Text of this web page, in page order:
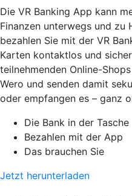
Die VR Banking App kann
Finanzen unterwegs und zu
bezahlen Sie mit der VR
Karten kontaktlos und
teilnehmenden Online-
Wero und senden damit
oder empfangen es – ganz
Die Bank in der Tasche
Bezahlen mit der App
Das brauchen Sie
Jetzt herunterladen